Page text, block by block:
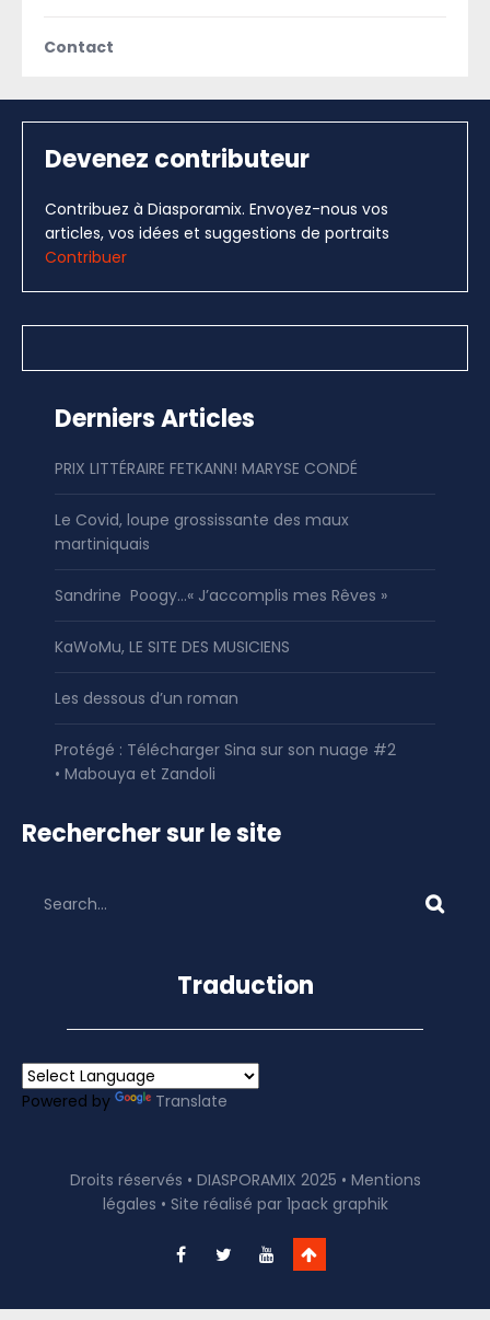
Contact
Devenez contributeur
Contribuez à Diasporamix. Envoyez-nous vos
articles, vos idées et suggestions de portraits
Contribuer
Derniers Articles
PRIX LITTÉRAIRE FETKANN! MARYSE CONDÉ
Le Covid, loupe grossissante des maux
martiniquais
Sandrine Poogy…« J’accomplis mes Rêves »
KaWoMu, LE SITE DES MUSICIENS
Les dessous d’un roman
Protégé : Télécharger Sina sur son nuage #2
• Mabouya et Zandoli
Rechercher sur le site
Traduction
Powered by Translate
Droits réservés • DIASPORAMIX 2025 • Mentions
légales • Site réalisé par 1pack graphik